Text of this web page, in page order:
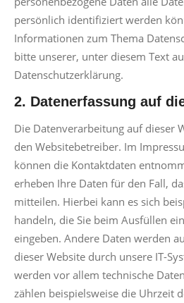
persönlich identifiziert werden
Informationen zum Thema
bitte unserer, unter diesem Text
Datenschutzerklärung.
2. Datenerfassung auf
Die Datenverarbeitung auf dieser
den Websitebetreiber. Im
können die Kontaktdaten
erheben Ihre Daten für den Fall,
mitteilen. Hierbei kann es sich
handeln, die Sie beim Ausfüllen
eingeben. Andere Daten werden
dieser Website durch unsere IT-
werden vor allem technische
zählen beispielsweise die Uhrzeit